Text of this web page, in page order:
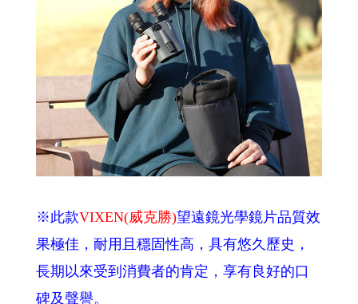
※此款VIXEN(威克勝)望遠鏡光學鏡片品質效
果極佳，耐用且穩固性高，具有悠久歷史，
長期以來受到消費者的肯定，享有良好的口
碑及聲譽。